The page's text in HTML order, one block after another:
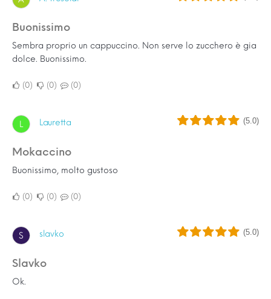
Buonissimo
Sembra proprio un cappuccino. Non serve lo zucchero è gia
dolce. Buonissimo.
0 0 0
L Lauretta (5.0)
Mokaccino
Buonissimo, molto gustoso
0 0 0
S slavko (5.0)
Slavko
Ok.